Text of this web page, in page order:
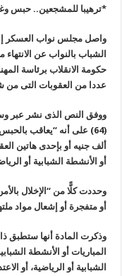
*ترهيبا للمشجعين.. حبس
واصل مجلس نواب العسكر
الشباب بالنواب عن
حكومة الانقلاب برئاسة
عددا من العقوبات التى
ووفق النص الذى نشر عبر
ألف جنيه أو بإحدى هاتين
أو الأنشطة الشبابية أو
وحددت كلًّا من “الإخلال
أو متفجرة أو إشعال مواد
وذكرت المادة أنها ستطبق
المباريات أو الأنشطة
الشبابية أو الرياضية، أو